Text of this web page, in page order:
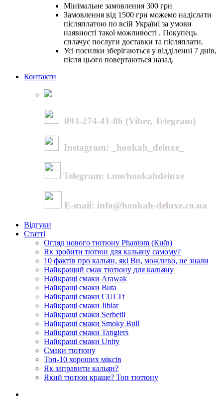
Мінімальне замовлення 300 грн
Замовлення від 1500 грн можемо надіслати
післяплатою по всій Україні за умови
наявності такої можливості . Покупець
сплачує послуги доставки та післяплати.
Усі посилки зберігаються у відділенні 7 днів,
після цього повертаються назад.
Контакти
093-274-41-86 (Viber, Telegram)
Instagram: _hookah_deluxe_
Telegram: t.me/hookahdeluxe
E-mail: info@hookah-deluxe.co.ua
Відгуки
Статті
Огляд нового тютюну Phantom (Київ)
Як зробити тютюн для кальяну самому?
10 фактів про кальян, які Ви, можливо, не знали
Найкращий смак тютюну для кальяну
Найкращі смаки Arawak
Найкращі смаки Buta
Найкращі смаки CULTt
Найкращі смаки Jibiar
Найкращі смаки Serbetli
Найкращі смаки Smoky Bull
Найкращі смаки Tangiers
Найкращі смаки Unity
Смаки тютюну
Топ-10 хороших міксів
Як заправити кальян?
Який тютюн краще? Топ тютюну